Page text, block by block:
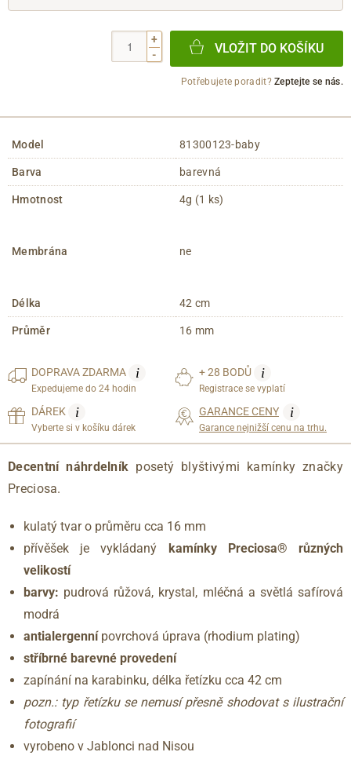
+
-
VLOŽIT DO KOŠÍKU
Potřebujete poradit?Zeptejte se nás.
Model 81300123-baby
Barva barevná
Hmotnost 4g (1 ks)
Membrána ne
Délka 42 cm
Průměr 16 mm
DOPRAVAZDARMA i
Expedujeme do 24 hodin
+ 28 BODŮ i
Registrace se vyplatí
DÁREK i
Vyberte si v košíku dárek
GARANCE CENY i
Garance nejnižší cenu na trhu.
Decentní náhrdelník posetý blyštivými kamínky značky
Preciosa.
kulatý tvar o průměru cca 16 mm
přívěšek je vykládaný kamínky Preciosa® různých
velikostí
barvy: pudrová růžová, krystal, mléčná a světlá safírová
modrá
antialergennípovrchová úprava (rhodium plating)
stříbrné barevné provedení
zapínání na karabinku, délka řetízku cca 42 cm
pozn.: typ řetízku se nemusí přesně shodovat s ilustrační
fotografií
vyrobeno v Jablonci nad Nisou